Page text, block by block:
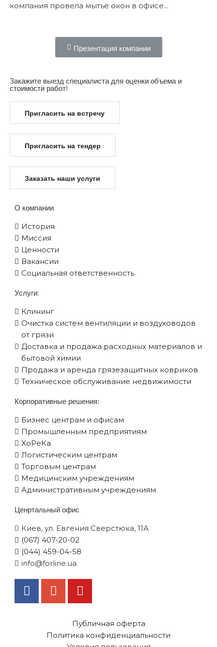
компания провела мытье окон в офисе...
Презентация компании
Закажите выезд специалиста для оценки объема и
стоимости работ!
Пригласить на встречу
Пригласить на тендер
Заказать наши услуги
О компании
История
Миссия
Ценности
Вакансии
Социальная ответственность
Услуги:
Клининг
Очистка систем вентиляции и воздуховодов
от грязи
Доставка и продажа расходных материалов и
бытовой химии
Продажа и аренда грязезащитных ковриков
Техническое обслуживание недвижимости
Корпоративные решения:
Бизнес центрам и офисам
Промышленным предприятиям
XоРеКа
Логистическим центрам
Торговым центрам
Медицинским учреждениям
Административным учреждениям
Ценртальный офис
Киев, ул. Евгения Сверстюка, 11А
(067) 407-20-02
(044) 459-04-58
info@forline.ua
Публичная оферта
Политика конфиденциальности